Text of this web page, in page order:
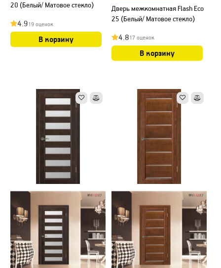
20 (Белый/ Матовое стекло)
4.919 оценок
В корзину
Дверь межкомнатная Flash Eco
25 (Белый/ Матовое стекло)
4.817 оценок
В корзину